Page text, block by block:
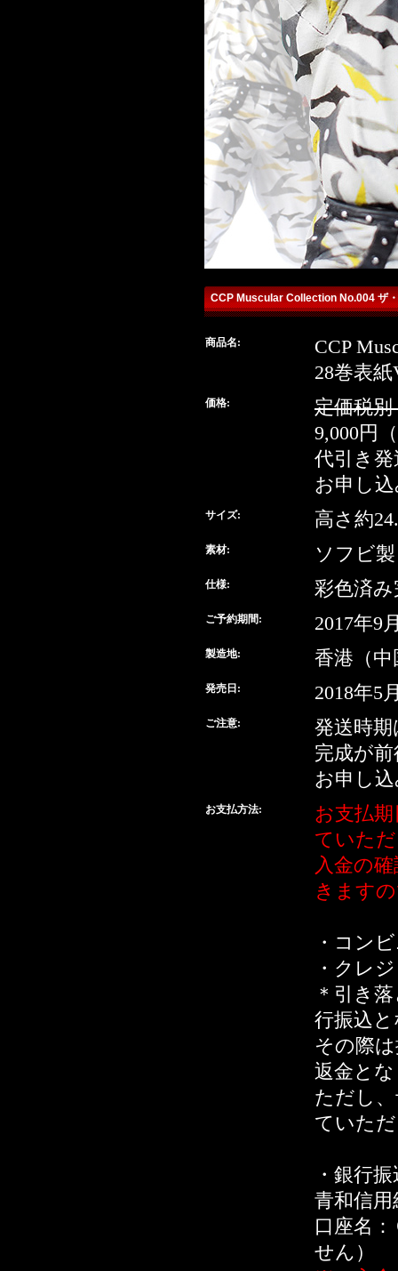
CCP Muscular Collection No.004 ザ
detailq
buy
商品名:
CCP
28巻表紙
価格:
定価税別
9,000円
代引き
お申し
サイズ: 高さ約
素材: ソフビ製
仕様: 彩色済
ご予約期間: 2017年9
製造地: 香港（中
発売日: 2018年5
ご注意:
発送時
完成が
お申し
お支払方法:
お支払
ていた
入金の
きます
・コン
・クレ
＊引き
行振込
その際
返金と
ただし
ていた
・銀行
青和信
口座名
せん）